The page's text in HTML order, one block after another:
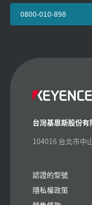
0800-010-898
台灣基恩斯股份有
104016 台北市中
認證的型號
隱私權政策